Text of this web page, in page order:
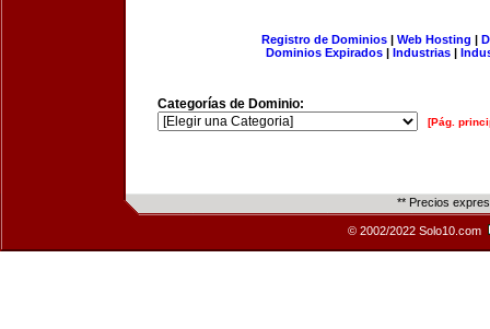
Registro de Dominios| Web Hosting |
Dominios Expirados | Industrias |
Categorías de Dominio:
[Pág.
** Precios
© 2002/2022 Solo10.com